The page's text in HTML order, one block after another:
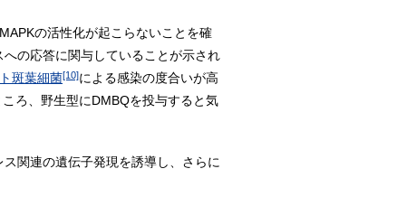
の活性化が起こらないことを確
の応答に関与していることが示され
斑葉細菌[10]による感染の度合いが高
ろ、野生型にDMBQを投与すると気
関連の遺伝子発現を誘導し、さらに